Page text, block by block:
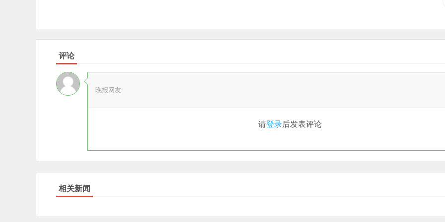
评论
晚报网友
请登录后发表评论
相关新闻